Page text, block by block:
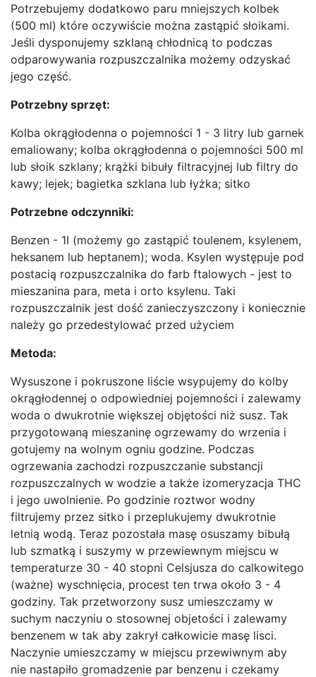
Potrzebujemy dodatkowo paru mniejszych kolbek
(500 ml) które oczywiście można zastąpić słoikami.
Jeśli dysponujemy szklaną chłodnicą to podczas
odparowywania rozpuszczalnika możemy odzyskać
jego część.
Potrzebny sprzęt:
Kolba okrągłodenna o pojemności 1 - 3 litry lub garnek
emaliowany; kolba okrągłodenna o pojemności 500 ml
lub słoik szklany; krążki bibuły filtracyjnej lub filtry do
kawy; lejek; bagietka szklana lub łyżka; sitko
Potrzebne odczynniki:
Benzen - 1l (możemy go zastąpić toulenem, ksylenem,
heksanem lub heptanem); woda. Ksylen występuje pod
postacią rozpuszczalnika do farb ftalowych - jest to
mieszanina para, meta i orto ksylenu. Taki
rozpuszczalnik jest dość zanieczyszczony i koniecznie
należy go przedestylować przed użyciem
Metoda:
Wysuszone i pokruszone liście wsypujemy do kolby
okrągłodennej o odpowiedniej pojemności i zalewamy
woda o dwukrotnie większej objętości niż susz. Tak
przygotowaną mieszaninę ogrzewamy do wrzenia i
gotujemy na wolnym ogniu godzine. Podczas
ogrzewania zachodzi rozpuszczanie substancji
rozpuszczalnych w wodzie a także izomeryzacja THC
i jego uwolnienie. Po godzinie roztwor wodny
filtrujemy przez sitko i przeplukujemy dwukrotnie
letnią wodą. Teraz pozostała masę osuszamy bibułą
lub szmatką i suszymy w przewiewnym miejscu w
temperaturze 30 - 40 stopni Celsjusza do calkowitego
(ważne) wyschnięcia, procest ten trwa około 3 - 4
godziny. Tak przetworzony susz umieszczamy w
suchym naczyniu o stosownej objetości i zalewamy
benzenem w tak aby zakrył całkowicie masę lisci.
Naczynie umieszczamy w miejscu przewiwnym aby
nie nastapiło gromadzenie par benzenu i czekamy